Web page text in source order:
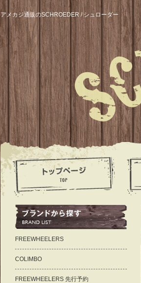
アメカジ通販のSCHROEDER / シュローダー
FREEWHEELERS
COLIMBO
FREEWHEELERS 先行予約